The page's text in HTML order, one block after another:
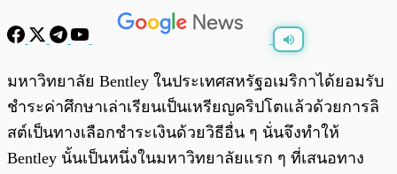
พร้อมเล่น 0:00/
มหาวิทยาลัย Bentley ในประเทศสหรัฐอเมริกาได้ยอมรับ
ชำระค่าศึกษาเล่าเรียนเป็นเหรียญคริปโตแล้วด้วยการลิ
สต์เป็นทางเลือกชำระเงินด้วยวิธีอื่น ๆ นั่นจึงทำให้
Bentley นั้นเป็นหนึ่งในมหาวิทยาลัยแรก ๆ ที่เสนอทาง